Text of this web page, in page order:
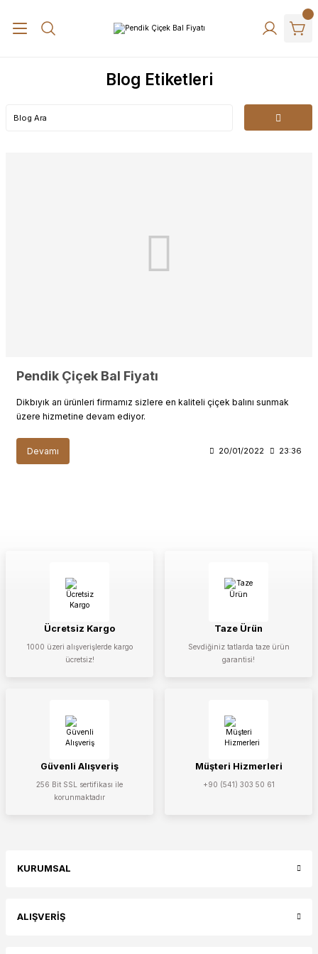
Blog Etiketleri
Pendik Çiçek Bal Fiyatı
Dikbıyık arı ürünleri firmamız sizlere en kaliteli çiçek balını sunmak
üzere hizmetine devam ediyor.
Devamı 20/01/2022 23:36
Ücretsiz Kargo
1000 üzeri alışverişlerde kargo
ücretsiz!
Taze Ürün
Sevdiğiniz tatlarda taze ürün
garantisi!
Güvenli Alışveriş
256 Bit SSL sertifikası ile
korunmaktadır
Müşteri Hizmerleri
+90 (541) 303 50 61
KURUMSAL
ALIŞVERİŞ